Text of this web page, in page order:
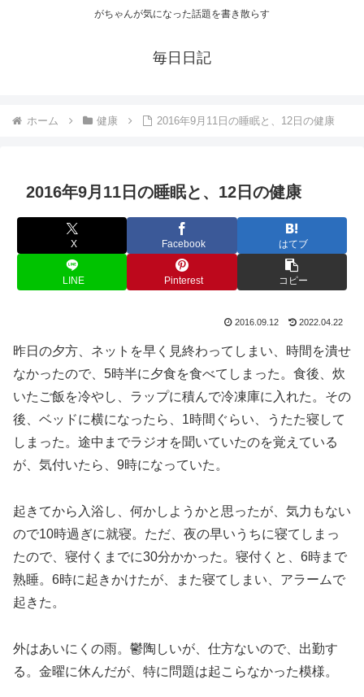
がちゃんが気になった話題を書き散らす
毎日日記
ホーム 健康 2016年9月11日の睡眠と、12日の健康
2016年9月11日の睡眠と、12日の健康
X Facebook はてブ
LINE Pinterest コピー
2016.09.12 2022.04.22
昨日の夕方、ネットを早く見終わってしまい、時間を潰せ
なかったので、5時半に夕食を食べてしまった。食後、炊
いたご飯を冷やし、ラップに積んで冷凍庫に入れた。その
後、ベッドに横になったら、1時間ぐらい、うたた寝して
しまった。途中までラジオを聞いていたのを覚えている
が、気付いたら、9時になっていた。
起きてから入浴し、何かしようかと思ったが、気力もない
ので10時過ぎに就寝。ただ、夜の早いうちに寝てしまっ
たので、寝付くまでに30分かかった。寝付くと、6時まで
熟睡。6時に起きかけたが、また寝てしまい、アラームで
起きた。
外はあいにくの雨。鬱陶しいが、仕方ないので、出勤す
る。金曜に休んだが、特に問題は起こらなかった模様。